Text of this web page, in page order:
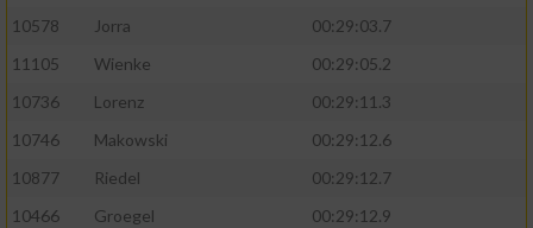
10578 Jorra
00:29:03.7
11105
Wienke
00:29:05.2
10736
Lorenz
00:29:11.3
10746
Makowski
00:29:12.6
10877
Riedel
00:29:12.7
10466
Groegel
00:29:12.9